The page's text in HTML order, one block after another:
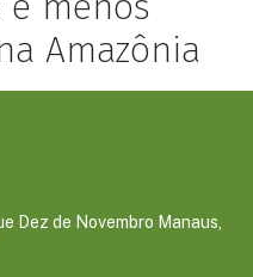
Amazônia
Dez de Novembro Manaus,